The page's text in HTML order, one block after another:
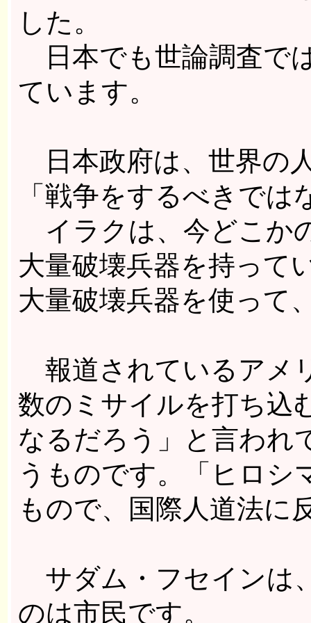
した。
日本でも世論調査で
ています。
日本政府は、世界の
「戦争をするべきで
イラクは、今どこか
大量破壊兵器を持って
大量破壊兵器を使って
報道されているアメ
数のミサイルを打ち込
なるだろう」と言われ
うものです。「ヒロシ
もので、国際人道法に
サダム・フセインは
のは市民です。